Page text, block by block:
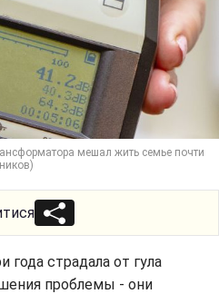
мешал жить семье почти
года страдала от гула
проблемы - они